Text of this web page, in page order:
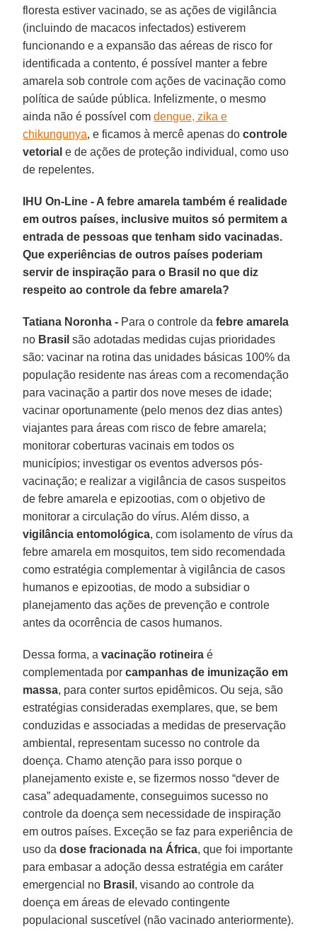
floresta estiver vacinado, se as ações de vigilância
(incluindo de macacos infectados) estiverem
funcionando e a expansão das aéreas de risco for
identificada a contento, é possível manter a febre
amarela sob controle com ações de vacinação como
política de saúde pública. Infelizmente, o mesmo
ainda não é possível comdengue, zika e
chikungunya, e ficamos à mercê apenas do controle
vetorial e de ações de proteção individual, como uso
de repelentes.
IHU On-Line - A febre amarela também é realidade
em outros países, inclusive muitos só permitem a
entrada de pessoas que tenham sido vacinadas.
Que experiências de outros países poderiam
servir de inspiração para o Brasil no que diz
respeito ao controle da febre amarela?
Tatiana Noronha - Para o controle dafebre amarela
no Brasil são adotadas medidas cujas prioridades
são: vacinar na rotina das unidades básicas 100% da
população residente nas áreas com a recomendação
para vacinação a partir dos nove meses de idade;
vacinar oportunamente (pelo menos dez dias antes)
viajantes para áreas com risco de febre amarela;
monitorar coberturas vacinais em todos os
municípios; investigar os eventos adversos pós-
vacinação; e realizar a vigilância de casos suspeitos
de febre amarela e epizootias, com o objetivo de
monitorar a circulação do vírus. Além disso, a
vigilância entomológica, com isolamento de vírus da
febre amarela em mosquitos, tem sido recomendada
como estratégia complementar à vigilância de casos
humanos e epizootias, de modo a subsidiar o
planejamento das ações de prevenção e controle
antes da ocorrência de casos humanos.
Dessa forma, a vacinação rotineira é
complementada porcampanhas de imunização em
massa, para conter surtos epidêmicos. Ou seja, são
estratégias consideradas exemplares, que, se bem
conduzidas e associadas a medidas de preservação
ambiental, representam sucesso no controle da
doença. Chamo atenção para isso porque o
planejamento existe e, se fizermos nosso “dever de
casa” adequadamente, conseguimos sucesso no
controle da doença sem necessidade de inspiração
em outros países. Exceção se faz para experiência de
uso dadose fracionada na África, que foi importante
para embasar a adoção dessa estratégia em caráter
emergencial no Brasil , visando ao controle da
doença em áreas de elevado contingente
populacional suscetível (não vacinado anteriormente).